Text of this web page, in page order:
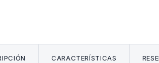
CARACTERÍSTICAS